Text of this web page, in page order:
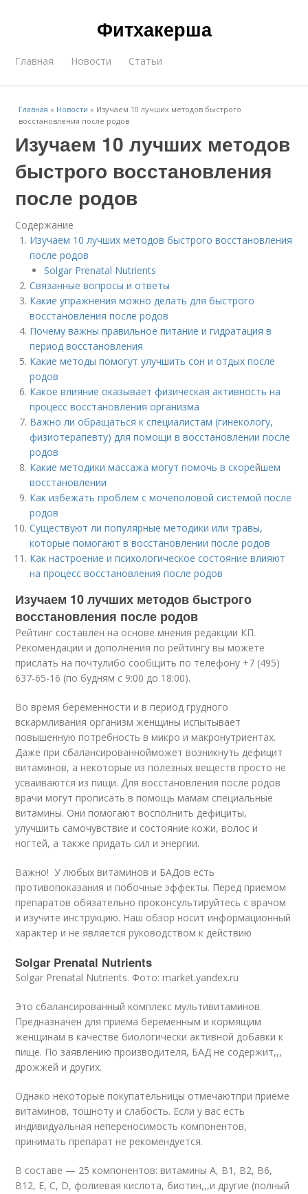
Фитхакерша
Главная Новости Статьи
Главная » Новости » Изучаем 10 лучших методов быстрого
восстановления после родов
Изучаем 10 лучших методов
быстрого восстановления
после родов
Содержание
Изучаем 10 лучших методов быстрого восстановления
после родов
Solgar Prenatal Nutrients
Связанные вопросы и ответы
Какие упражнения можно делать для быстрого
восстановления после родов
Почему важны правильное питание и гидратация в
период восстановления
Какие методы помогут улучшить сон и отдых после
родов
Какое влияние оказывает физическая активность на
процесс восстановления организма
Важно ли обращаться к специалистам (гинекологу,
физиотерапевту) для помощи в восстановлении после
родов
Какие методики массажа могут помочь в скорейшем
восстановлении
Как избежать проблем с мочеполовой системой после
родов
Существуют ли популярные методики или травы,
которые помогают в восстановлении после родов
Как настроение и психологическое состояние влияют
на процесс восстановления после родов
Изучаем 10 лучших методов быстрого
восстановления после родов
Рейтинг составлен на основе мнения редакции КП.
Рекомендации и дополнения по рейтингу вы можете
прислать на почтулибо сообщить по телефону +7 (495)
637-65-16 (по будням с 9:00 до 18:00).
Во время беременности и в период грудного
вскармливания организм женщины испытывает
повышенную потребность в микро и макронутриентах.
Даже при сбалансированнойможет возникнуть дефицит
витаминов, а некоторые из полезных веществ просто не
усваиваются из пищи. Для восстановления после родов
врачи могут прописать в помощь мамам специальные
витамины. Они помогают восполнить дефициты,
улучшить самочувствие и состояние кожи, волос и
ногтей, а также придать сил и энергии.
Важно! У любых витаминов и БАДов есть
противопоказания и побочные эффекты. Перед приемом
препаратов обязательно проконсультируйтесь с врачом
и изучите инструкцию. Наш обзор носит информационный
характер и не является руководством к действию
Solgar Prenatal Nutrients
Solgar Prenatal Nutrients. Фото: market.yandex.ru
Это сбалансированный комплекс мультивитаминов.
Предназначен для приема беременным и кормящим
женщинам в качестве биологически активной добавки к
пище. По заявлению производителя, БАД не содержит,,,
дрожжей и других.
Однако некоторые покупательницы отмечаютпри приеме
витаминов, тошноту и слабость. Если у вас есть
индивидуальная непереносимость компонентов,
принимать препарат не рекомендуется.
В составе — 25 компонентов: витамины A, B1, B2, B6,
B12, E, C, D, фолиевая кислота, биотин,,,и другие (полный